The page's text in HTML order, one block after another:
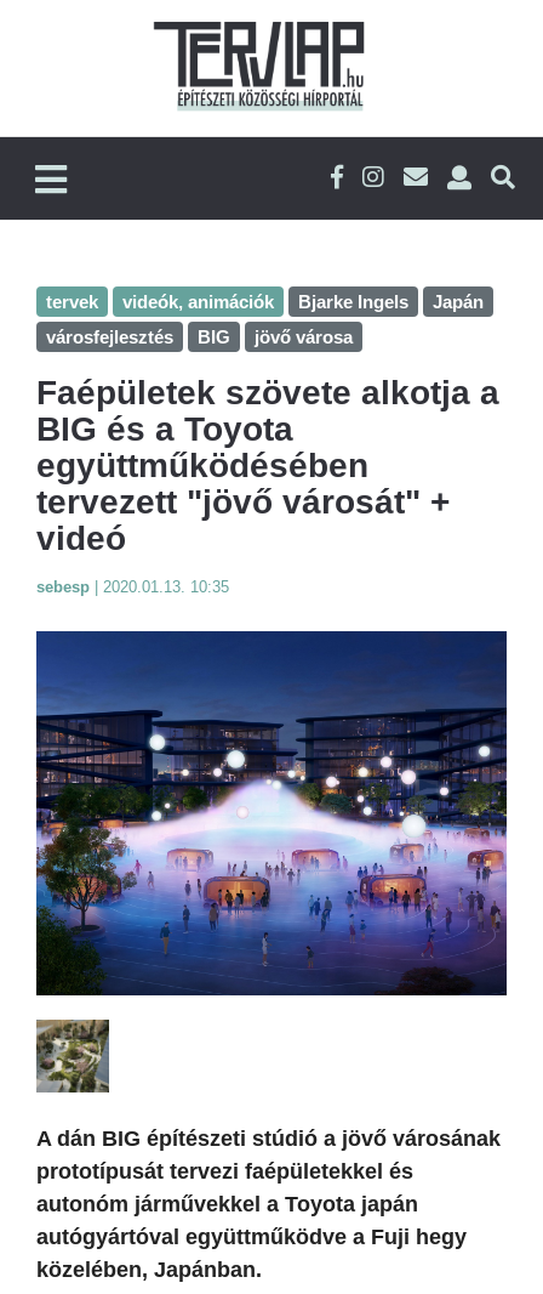
tervek videók, animációk Bjarke Ingels
Japán
városfejlesztés
BIG jövő városa
Faépületek szövete alkotja a
BIG és a Toyota
együttműködésében
tervezett "jövő városát" +
videó
sebesp 2020.01.13. 10:35
A dán BIG építészeti stúdió a jövő városának
prototípusát tervezi faépületekkel és
autonóm járművekkel a Toyota japán
autógyártóval együttműködve a Fuji hegy
közelében, Japánban.